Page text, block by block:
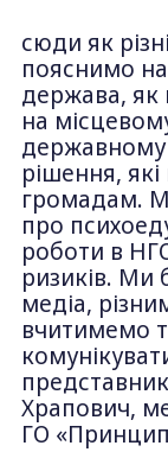
сюди як
пояснимо
держава, як
на
державному
рішення, які
громадам.
про
роботи в
ризиків. Ми
медіа,
вчитимемо
Храпович,
ГО